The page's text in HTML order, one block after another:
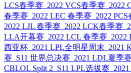
LCS春季赛 2022 VCS春季赛 2022
春季赛 2022 LEC 春季赛 2022
2022 LJL 春季赛 2022 LCK春季赛
LLA开幕赛 2022 LCL 春季赛 2022
西亚杯 2021 LPL全明星周末 2021
赛 S11 世界总决赛 2021 LDL夏季赛
CBLOL Split 2 S11 LPL选拔赛